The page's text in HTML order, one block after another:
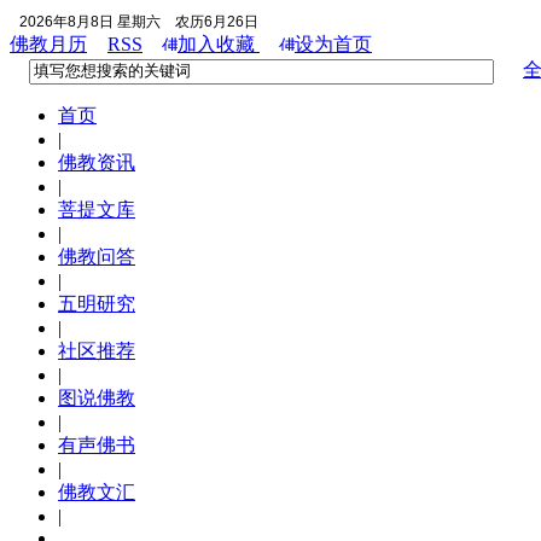
2026年8月8日 星期六 农历6月26日
佛教月历 RSS 加入收藏
设为首页
首页
|
佛教资讯
|
菩提文库
|
佛教问答
|
五明研究
|
社区推荐
|
图说佛教
|
有声佛书
|
佛教文汇
|